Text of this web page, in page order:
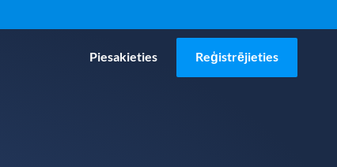
Piesakieties Reģistrējieties